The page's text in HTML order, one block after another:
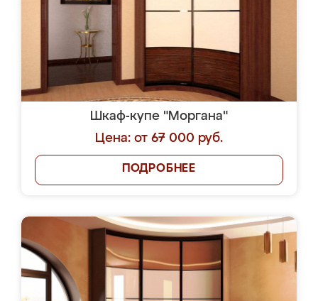
Шкаф-купе "Моргана"
Цена: от 67 000 руб.
ПОДРОБНЕЕ